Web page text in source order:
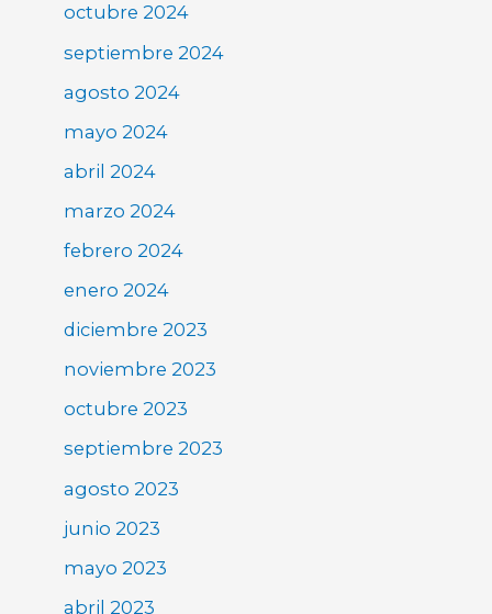
octubre 2024
septiembre 2024
agosto 2024
mayo 2024
abril 2024
marzo 2024
febrero 2024
enero 2024
diciembre 2023
noviembre 2023
octubre 2023
septiembre 2023
agosto 2023
junio 2023
mayo 2023
abril 2023